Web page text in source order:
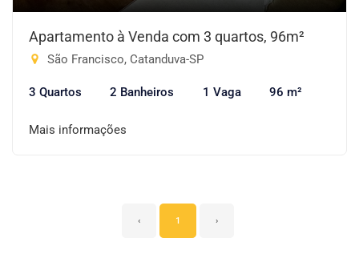
Apartamento à Venda com 3 quartos, 96m²
São Francisco, Catanduva-SP
3 Quartos 2 Banheiros 1 Vaga 96 m²
Mais informações
‹ 1 ›